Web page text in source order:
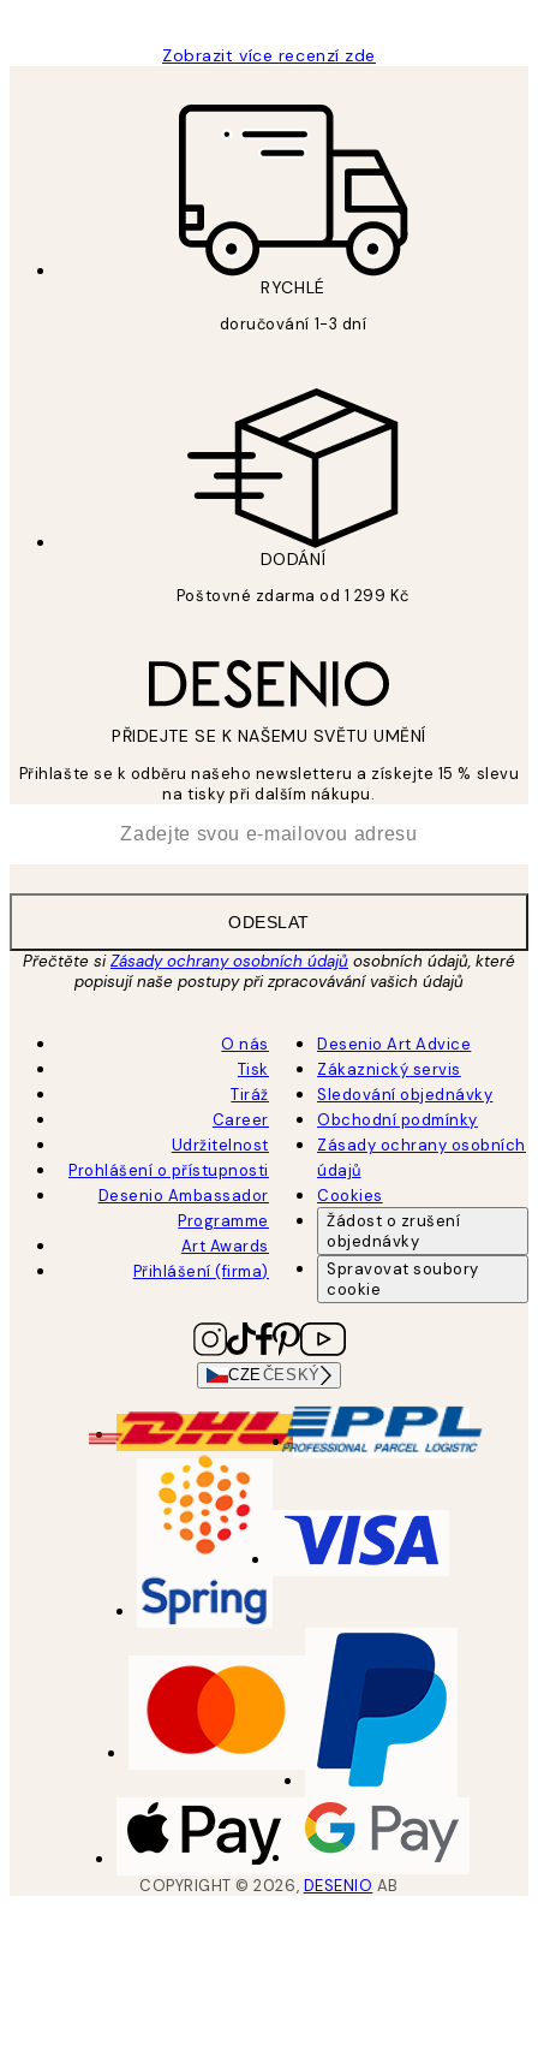
Zobrazit více recenzí zde
RYCHLÉ
doručování 1-3 dní
DODÁNÍ
Poštovné zdarma od 1 299 Kč
PŘIDEJTE SE K NAŠEMU SVĚTU UMĚNÍ
Přihlašte se k odběru našeho newsletteru a získejte 15 % slevu
na tisky při dalším nákupu.
ODESLAT
Přečtěte siZásady ochrany osobních údajů osobních údajů, které
popisují naše postupy při zpracovávání vašich údajů
O nás
Tisk
Tiráž
Career
Udržitelnost
Prohlášení o přístupnosti
Desenio Ambassador
Programme
Art Awards
Přihlášení (firma)
Desenio Art Advice
Zákaznický servis
Sledování objednávky
Obchodní podmínky
Zásady ochrany osobních
údajů
Cookies
Žádost o zrušení
objednávky
Spravovat soubory
cookie
CZEČESKÝ
COPYRIGHT ©2026, DESENIO AB